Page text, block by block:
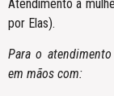
Atendimento a
por Elas).
Para o
em mãos com: